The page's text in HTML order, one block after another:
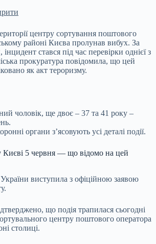
центру сортування поштового
районі Києва пролунав вибух. За
стався під час перевірки однієї з
прокуратура повідомила, що цей
як акт тероризму.
чоловік, ще двоє – 37 та 41 року –
органи з’ясовують усі деталі події.
5 червня — що відомо на цей
виступила з офіційною заявою
що подія трапилася сьогодні
центру поштового оператора
столиці.